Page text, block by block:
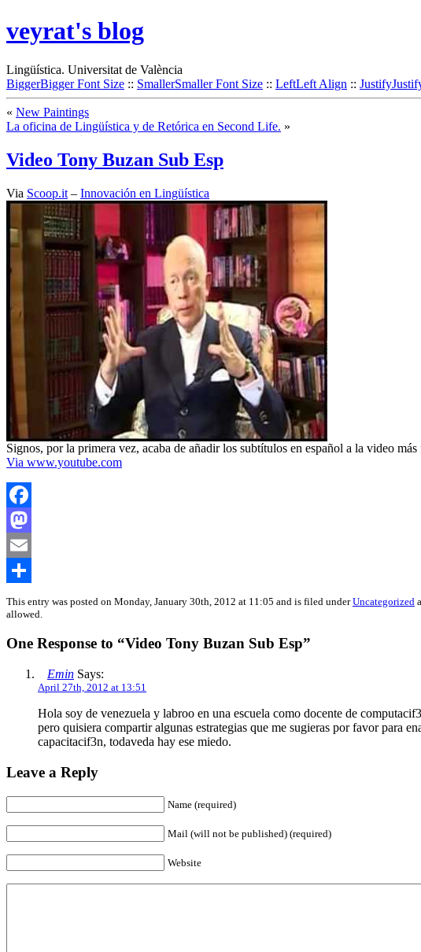
veyrat's blog
Lingüística. Universitat de València
BiggerBigger Font Size :: SmallerSmaller Font Size :: LeftLeft Align :: Justify
« New Paintings
La oficina de Lingüística y de Retórica en Second Life. »
Video Tony Buzan Sub Esp
Via Scoop.it – Innovación en Lingüística
Signos, por la primera vez, acaba de añadir los subtítulos en español a la video
Via www.youtube.com
Facebook
Mastodon
Email
Share
This entry was posted on Monday, January 30th, 2012 at 11:05 and is filed underUncategorized
allowed.
One Response to “Video Tony Buzan Sub Esp”
Emin Says:
April 27th, 2012 at 13:51
Hola soy de venezuela y labroo en una escuela como docente de
pero quisiera compartir algunas estrategias que me sugieras por favor para
capacitacif3n, todaveda hay ese miedo.
Leave a Reply
Name (required)
Mail (will not be published) (required)
Website